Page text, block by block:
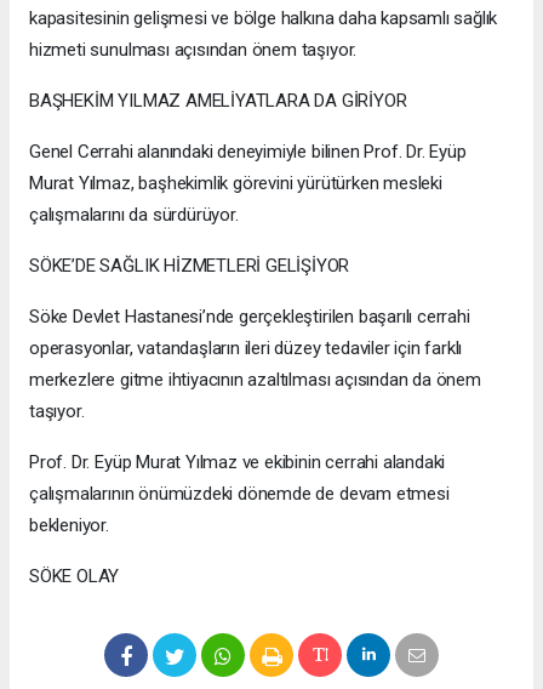
kapasitesinin gelişmesi ve bölge halkına daha kapsamlı sağlık
hizmeti sunulması açısından önem taşıyor.
BAŞHEKİM YILMAZ AMELİYATLARA DA GİRİYOR
Genel Cerrahi alanındaki deneyimiyle bilinen Prof. Dr. Eyüp
Murat Yılmaz, başhekimlik görevini yürütürken mesleki
çalışmalarını da sürdürüyor.
SÖKE’DE SAĞLIK HİZMETLERİ GELİŞİYOR
Söke Devlet Hastanesi’nde gerçekleştirilen başarılı cerrahi
operasyonlar, vatandaşların ileri düzey tedaviler için farklı
merkezlere gitme ihtiyacının azaltılması açısından da önem
taşıyor.
Prof. Dr. Eyüp Murat Yılmaz ve ekibinin cerrahi alandaki
çalışmalarının önümüzdeki dönemde de devam etmesi
bekleniyor.
SÖKE OLAY